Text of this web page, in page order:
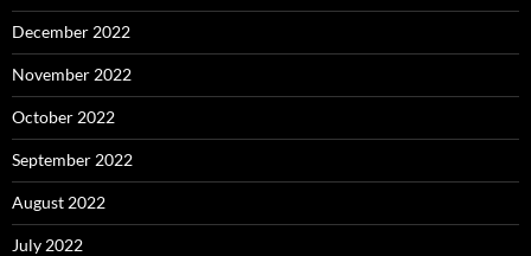
December 2022
November 2022
October 2022
September 2022
August 2022
July 2022